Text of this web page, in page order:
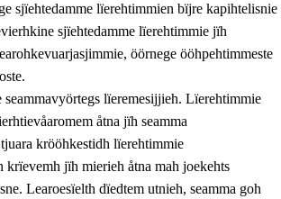
sjïehtedamme lïerehtimmien bïjre kapihtelisnie
sjïehtedamme lïerehtimmie jïh
öörnege ööhpehtimmeste
seammavyörtegs lïeremesijjieh. Lïerehtimmie
åtna jïh seamma
krööhkestidh lïerehtimmie
krïevemh jïh mierieh åtna mah joekehts
Learoesïelth dïedtem utnieh, seamma goh